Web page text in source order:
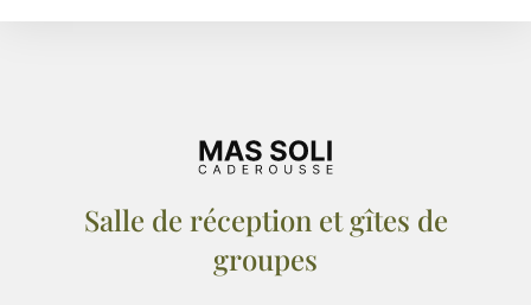
Salle de réception et gîtes de
groupes